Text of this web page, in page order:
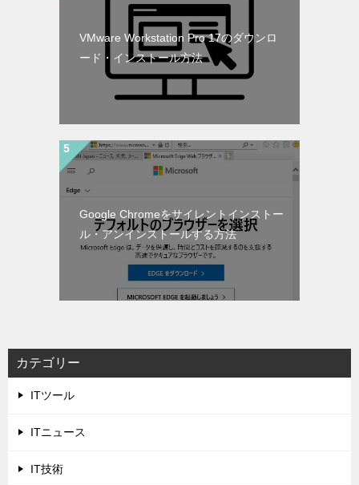
VMware Workstation Pro 17のダウンロ
ード・インストール方法
Google Chromeをサイレントインストー
ル・アンインストールする方法
カテゴリー
ITツール
ITニュース
IT技術